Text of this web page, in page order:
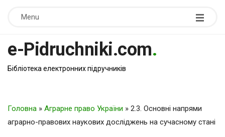
Menu
e-Pidruchniki.com.
Бібліотека електронних підручників
Головна » Аграрне право України » 2.3. Основні напрями
аграрно-правових наукових досліджень на сучасному стані